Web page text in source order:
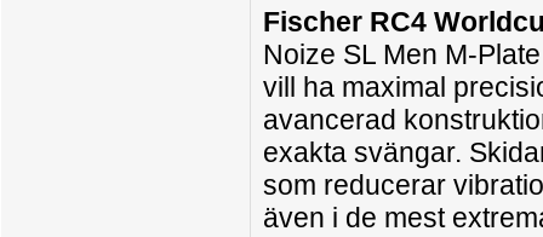
Fischer RC4
Noize SL Men M-
vill ha maximal
avancerad
exakta svängar.
som reducerar
även i de mest